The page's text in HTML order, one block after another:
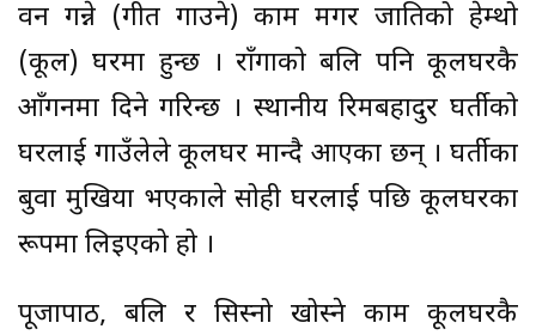
वन गन्ने (गीत गाउने) काम मगर जातिको हेम्थो
(कूल) घरमा हुन्छ । राँगाको बलि पनि कूलघरकै
आँगनमा दिने गरिन्छ । स्थानीय रिमबहादुर घर्तीको
घरलाई गाउँलेले कूलघर मान्दै आएका छन् । घर्तीका
बुवा मुखिया भएकाले सोही घरलाई पछि कूलघरका
रूपमा लिइएको हो ।
पूजापाठ, बलि र सिस्नो खोस्ने काम कूलघरकै